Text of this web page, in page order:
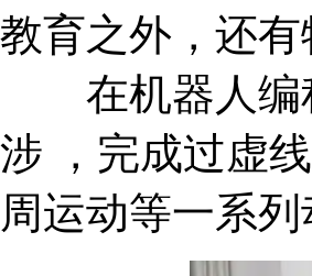
教育之外，还
在机器人编程
涉 ，完成过虚线
周运动等一系列